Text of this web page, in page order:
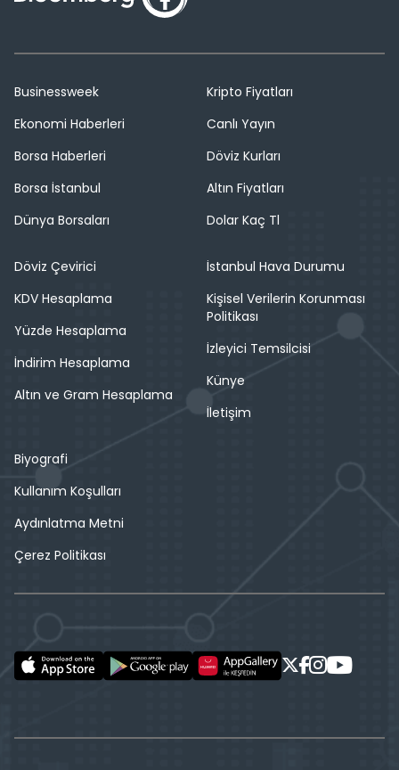
Businessweek
Ekonomi Haberleri
Borsa Haberleri
Borsa İstanbul
Dünya Borsaları
Kripto Fiyatları
Canlı Yayın
Döviz Kurları
Altın Fiyatları
Dolar Kaç Tl
Döviz Çevirici
KDV Hesaplama
Yüzde Hesaplama
İndirim Hesaplama
Altın ve Gram Hesaplama
İstanbul Hava Durumu
Kişisel Verilerin Korunması
Politikası
İzleyici Temsilcisi
Künye
İletişim
Biyografi
Kullanım Koşulları
Aydınlatma Metni
Çerez Politikası